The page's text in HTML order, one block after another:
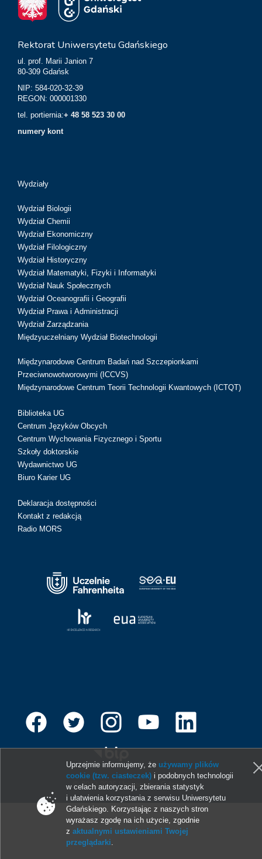
Rektorat Uniwersytetu Gdańskiego
ul. prof. Marii Janion 7
80-309 Gdańsk
NIP: 584-020-32-39
REGON: 000001330
tel. portiernia:+ 48 58 523 30 00
numery kont
Wydziały
Wydział Biologii
Wydział Chemii
Wydział Ekonomiczny
Wydział Filologiczny
Wydział Historyczny
Wydział Matematyki, Fizyki i Informatyki
Wydział Nauk Społecznych
Wydział Oceanografii i Geografii
Wydział Prawa i Administracji
Wydział Zarządzania
Międzyuczelniany Wydział Biotechnologii
Międzynarodowe Centrum Badań nad Szczepionkami
Przeciwnowotworowymi (ICCVS)
Międzynarodowe Centrum Teorii Technologii Kwantowych (ICTQT)
Biblioteka UG
Centrum Języków Obcych
Centrum Wychowania Fizycznego i Sportu
Szkoły doktorskie
Wydawnictwo UG
Biuro Karier UG
Deklaracja dostępności
Kontakt z redakcją
Radio MORS
© 2013-2026 Uniwersytet Gdański
Uprzejmie informujemy, że używamy plików
cookie (tzw. ciasteczek) i podobnych technologii
w celach autoryzacji, zbierania statystyk
i ułatwienia korzystania z serwisu Uniwersytetu
Gdańskiego. Korzystając z naszych stron
wyrażasz zgodę na ich użycie, zgodnie
zaktualnymi ustawieniami Twojej
przeglądarki.